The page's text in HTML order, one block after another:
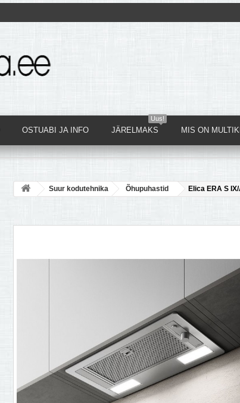
OSTUABI JA INFO
Uus!
JÄRELMAKS MIS ON
Suur kodutehnika Õhupuhastid Elica ERA S